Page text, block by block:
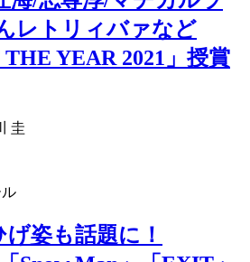
レトリィバァなど
THE YEAR 2021」授賞
圭
姿も話題に！